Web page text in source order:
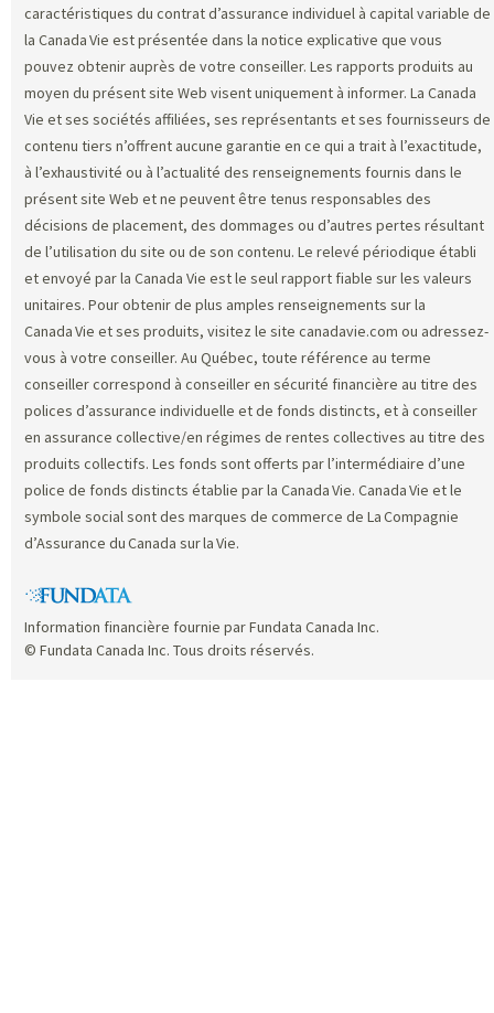
caractéristiques du contrat d’assurance individuel à capital variable de
la Canada Vie est présentée dans la notice explicative que vous
pouvez obtenir auprès de votre conseiller. Les rapports produits au
moyen du présent site Web visent uniquement à informer. La Canada
Vie et ses sociétés affiliées, ses représentants et ses fournisseurs de
contenu tiers n’offrent aucune garantie en ce qui a trait à l’exactitude,
à l’exhaustivité ou à l’actualité des renseignements fournis dans le
présent site Web et ne peuvent être tenus responsables des
décisions de placement, des dommages ou d’autres pertes résultant
de l’utilisation du site ou de son contenu. Le relevé périodique établi
et envoyé par la Canada Vie est le seul rapport fiable sur les valeurs
unitaires. Pour obtenir de plus amples renseignements sur la
Canada Vie et ses produits, visitez le site canadavie.com ou adressez-
vous à votre conseiller. Au Québec, toute référence au terme
conseiller correspond à conseiller en sécurité financière au titre des
polices d’assurance individuelle et de fonds distincts, et à conseiller
en assurance collective/en régimes de rentes collectives au titre des
produits collectifs. Les fonds sont offerts par l’intermédiaire d’une
police de fonds distincts établie par la Canada Vie. Canada Vie et le
symbole social sont des marques de commerce de La Compagnie
d’Assurance du Canada sur la Vie.
Information financière fournie par Fundata Canada Inc.
© Fundata Canada Inc. Tous droits réservés.